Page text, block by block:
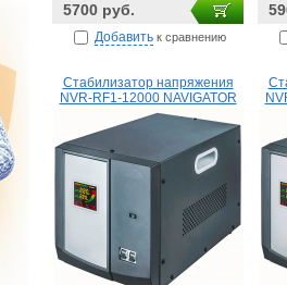
5700 руб.
Добавить к сравнению
Стабилизатор напряжения
NVR-RF1-12000 NAVIGATOR